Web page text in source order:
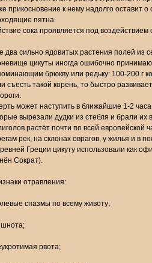
прикосновение к нему надолго оставит
пятна.
сока проявляется под
два сильно ядовитых растения полей из
цикуты иногда ошибочно
брюкву или редьку: 100-200 г
съесть такой корень, то быстро
может наступить в ближайшие 1-2
вырезали дудки из стеб­ля и брали их
растёт почти по всей
рек, на склонах оврагов, у жилья и в
Греции цикуту использовали как
Сократ).
отравления:
спазмы по всему животу;
рвота;